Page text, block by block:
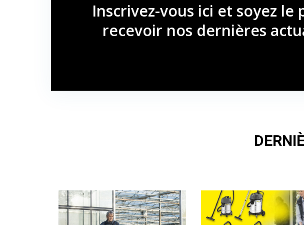
Inscrivez-vous ici et soyez le
recevoir nos dernières